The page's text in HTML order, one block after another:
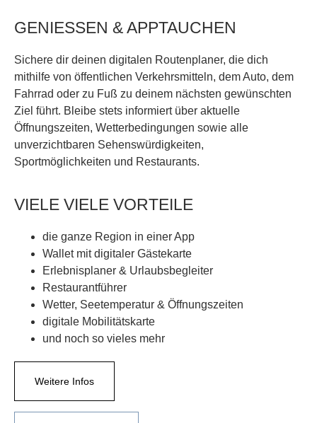
GENIESSEN & APPTAUCHEN
Sichere dir deinen digitalen Routenplaner, die dich
mithilfe von öffentlichen Verkehrsmitteln, dem Auto, dem
Fahrrad oder zu Fuß zu deinem nächsten gewünschten
Ziel führt. Bleibe stets informiert über aktuelle
Öffnungszeiten, Wetterbedingungen sowie alle
unverzichtbaren Sehenswürdigkeiten,
Sportmöglichkeiten und Restaurants.
VIELE VIELE VORTEILE
die ganze Region in einer App
Wallet mit digitaler Gästekarte
Erlebnisplaner & Urlaubsbegleiter
Restaurantführer
Wetter, Seetemperatur & Öffnungszeiten
digitale Mobilitätskarte
und noch so vieles mehr
Weitere Infos